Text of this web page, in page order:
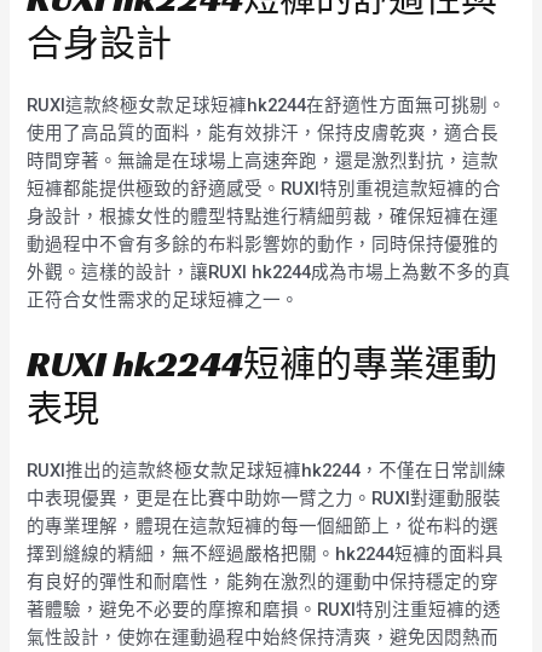
合身設計
RUXI這款終極女款足球短褲hk2244在舒適性方面無可挑剔。
使用了高品質的面料，能有效排汗，保持皮膚乾爽，適合長
時間穿著。無論是在球場上高速奔跑，還是激烈對抗，這款
短褲都能提供極致的舒適感受。RUXI特別重視這款短褲的合
身設計，根據女性的體型特點進行精細剪裁，確保短褲在運
動過程中不會有多餘的布料影響妳的動作，同時保持優雅的
外觀。這樣的設計，讓RUXI hk2244成為市場上為數不多的真
正符合女性需求的足球短褲之一。
RUXI hk2244短褲的專業運動
表現
RUXI推出的這款終極女款足球短褲hk2244，不僅在日常訓練
中表現優異，更是在比賽中助妳一臂之力。RUXI對運動服裝
的專業理解，體現在這款短褲的每一個細節上，從布料的選
擇到縫線的精細，無不經過嚴格把關。hk2244短褲的面料具
有良好的彈性和耐磨性，能夠在激烈的運動中保持穩定的穿
著體驗，避免不必要的摩擦和磨損。RUXI特別注重短褲的透
氣性設計，使妳在運動過程中始終保持清爽，避免因悶熱而